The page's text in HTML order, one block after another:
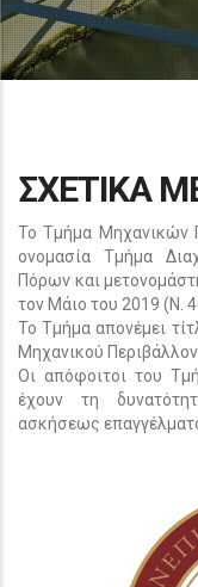
ΣΧΕΤΙΚΑ
Το Τμήμα Μηχανικών
ονομασία Τμήμα
Πόρων και
τον Μάιο του 2019 (Ν.
Το Τμήμα απονέμει
Μηχανικού
Οι απόφοιτοι του
έχουν τη
ασκήσεως